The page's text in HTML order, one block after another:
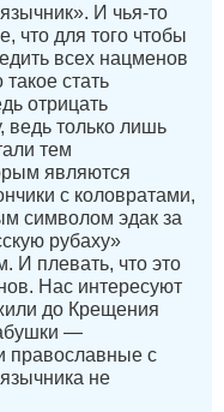
И чья-то
что для того чтобы
всех нацменов
стать
отрицать
ведь только лишь
тем
являются
с коловратами,
символом эдак за
рубаху»
И плевать, что это
Нас интересуют
до Крещения
—
православные с
не